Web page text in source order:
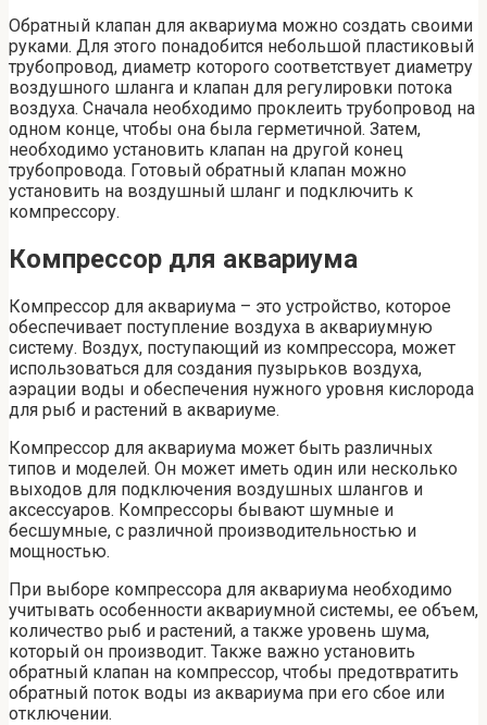
Обратный клапан для аквариума можно создать своими
руками. Для этого понадобится небольшой пластиковый
трубопровод, диаметр которого соответствует диаметру
воздушного шланга и клапан для регулировки потока
воздуха. Сначала необходимо проклеить трубопровод на
одном конце, чтобы она была герметичной. Затем,
необходимо установить клапан на другой конец
трубопровода. Готовый обратный клапан можно
установить на воздушный шланг и подключить к
компрессору.
Компрессор для аквариума
Компрессор для аквариума – это устройство, которое
обеспечивает поступление воздуха в аквариумную
систему. Воздух, поступающий из компрессора, может
использоваться для создания пузырьков воздуха,
аэрации воды и обеспечения нужного уровня кислорода
для рыб и растений в аквариуме.
Компрессор для аквариума может быть различных
типов и моделей. Он может иметь один или несколько
выходов для подключения воздушных шлангов и
аксессуаров. Компрессоры бывают шумные и
бесшумные, с различной производительностью и
мощностью.
При выборе компрессора для аквариума необходимо
учитывать особенности аквариумной системы, ее объем,
количество рыб и растений, а также уровень шума,
который он производит. Также важно установить
обратный клапан на компрессор, чтобы предотвратить
обратный поток воды из аквариума при его сбое или
отключении.